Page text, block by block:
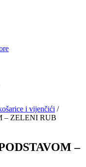
i vijenčići /
– ZELENI RUB
–